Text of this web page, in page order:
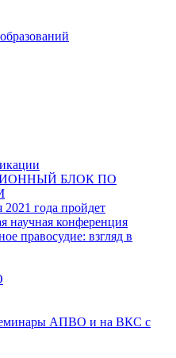
БЛОК ПО
2021 года пройдет
научная конференция
правосудие: взгляд в
АПВО и на ВКС с